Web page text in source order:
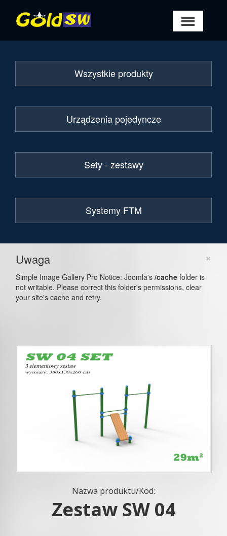
Wszystkie produkty
Urządzenia pojedyncze
Sety - zestawy
Systemy FTM
×
Uwaga
Simple Image Gallery Pro Notice: Joomla's /cache folder is
not writable. Please correct this folder's permissions, clear
your site's cache and retry.
Nazwa produktu/Kod:
Zestaw SW 04